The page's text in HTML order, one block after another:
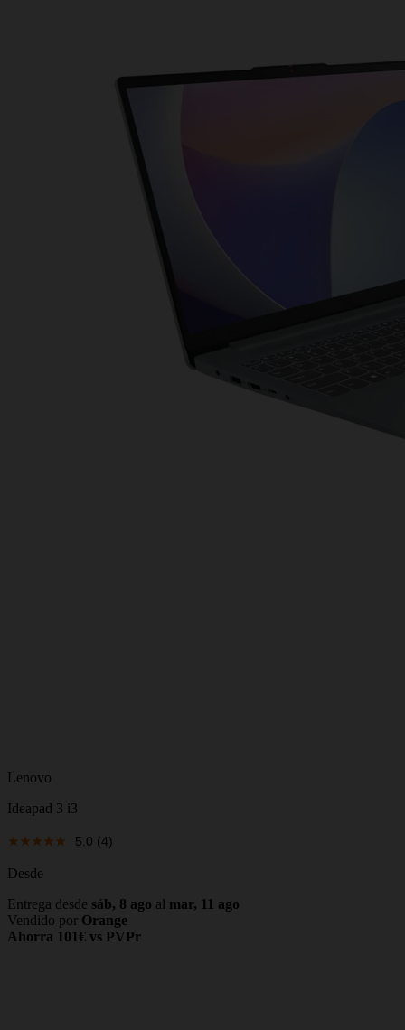
Lenovo
Ideapad 3 i3
5.0 (4)
Desde
Entrega desde sáb, 8 ago al mar, 11 ago
Vendido por Orange
Ahorra 101€ vs PVPr